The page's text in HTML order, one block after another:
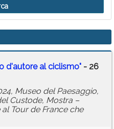
d'autore al ciclismo" - 26
Museo del Paesaggio,
Custode, Mostra –
Tour de France che